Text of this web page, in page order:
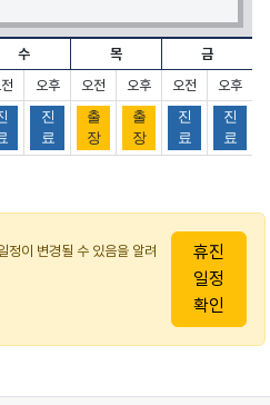
수 목
금
오후 오전 오후 오전
오후
진
료
출
장
출
장
진
료
진
료
정이 변경될 수 있음을 알려
휴진
일정
확인